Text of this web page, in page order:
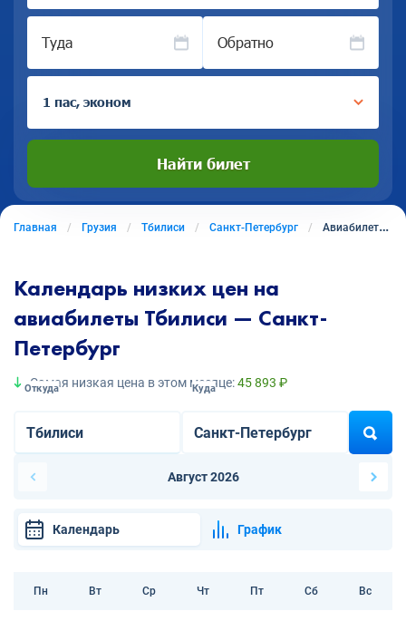
Туда Обратно
1 пас, эконом
Найти билет
Главная Грузия Тбилиси Санкт-Петербург Авиабилеты из Тбилиси в Санкт-Петербург
Календарь низких цен на
авиабилеты Тбилиси — Санкт-
Петербург
Самая низкая цена в этом месяце:45 893 ₽
Откуда Куда
Август 2026
Календарь График
Пн Вт Ср Чт Пт Сб Вс